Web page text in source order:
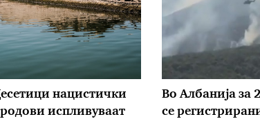
нацистички
испливуваат
Во Албанија за
се